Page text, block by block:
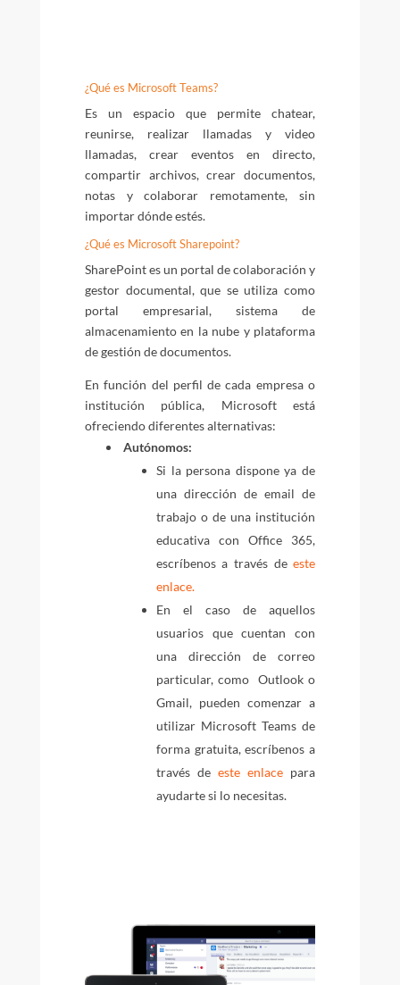
¿Qué es Microsoft Teams?
Es un espacio que permite chatear,
reunirse, realizar llamadas y video
llamadas, crear eventos en directo,
compartir archivos, crear documentos,
notas y colaborar remotamente, sin
importar dónde estés.
¿Qué es Microsoft Sharepoint?
SharePoint es un portal de colaboración y
gestor documental, que se utiliza como
portal empresarial, sistema de
almacenamiento en la nube y plataforma
de gestión de documentos.
En función del perfil de cada empresa o
institución pública, Microsoft está
ofreciendo diferentes alternativas:
Autónomos:
Si la persona dispone ya de
una dirección de email de
trabajo o de una institución
educativa con Office 365,
escríbenos a través deeste
enlace.
En el caso de aquellos
usuarios que cuentan con
una dirección de correo
particular, como Outlook o
Gmail, pueden comenzar a
utilizar Microsoft Teams de
forma gratuita, escríbenos a
través de este enlace para
ayudarte si lo necesitas.